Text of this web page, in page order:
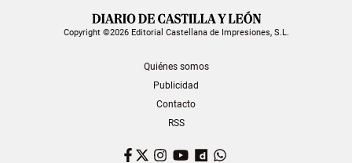
Copyright ©2026 Editorial Castellana de Impresiones, S.L.
Quiénes somos
Publicidad
Contacto
RSS
Facebook
TwitterInstagram
YouTubeDailymotion